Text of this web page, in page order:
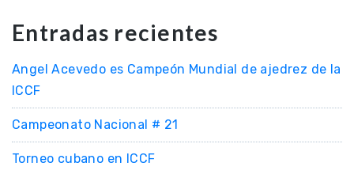
Entradas recientes
Angel Acevedo es Campeón Mundial de ajedrez de la
ICCF
Campeonato Nacional # 21
Torneo cubano en ICCF